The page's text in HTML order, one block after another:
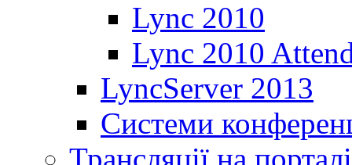
Lync 2010
Lync 2010
LyncServer 2013
Системи